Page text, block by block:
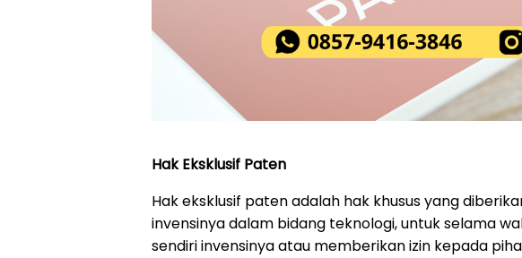
Hak Eksklusif Paten
Hak eksklusif paten adalah hak khusus yang
invensinya dalam bidang teknologi, untuk selama
sendiri invensinya atau memberikan izin kepada